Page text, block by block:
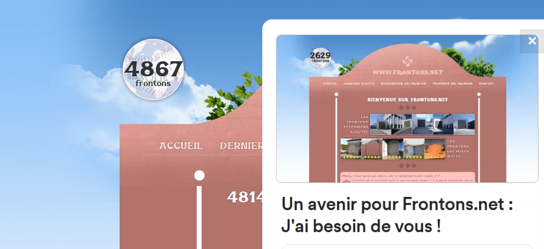
FRONTONS.NET
ACCUEIL DERNIERS AJOUTS RECHERCHER UN FRONTON
4867
frontons
48142 Gaztelu-Elexabeitia, Bizkaia
Herriko Plaza 2
#2238
✕